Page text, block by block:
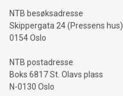
NTB besøksadresse
Skippergata 24 (Pressens hus)
0154 Oslo
NTB postadresse
Boks 6817 St. Olavs plass
N-0130 Oslo